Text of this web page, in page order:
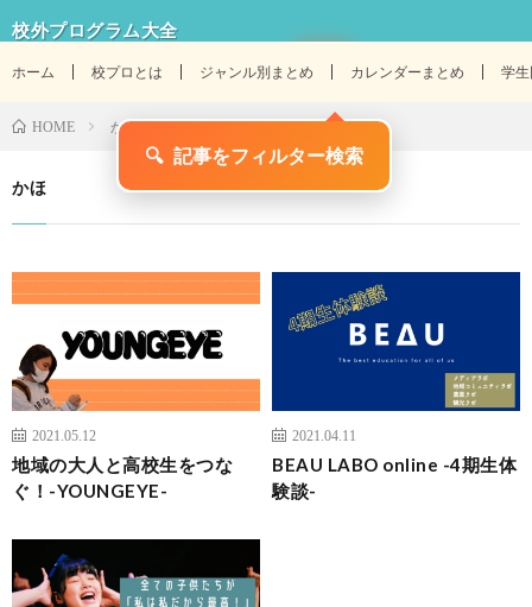
校外プログラム大全
ホーム 校プロとは ジャンル別まとめ カレンダーまとめ 学
HOME かほ
かほ
2021.05.12
地域の大人と高校生をつな
ぐ！-YOUNGEYE-
2021.04.11
BEAU LABO online -4期生体
験談-
🔍 記事をフィルター検索